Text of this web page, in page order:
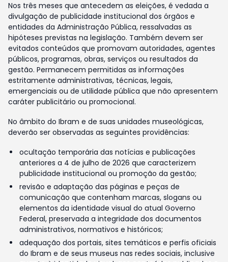
Nos três meses que antecedem as eleições, é vedada a
divulgação de publicidade institucional dos órgãos e
entidades da Administração Pública, ressalvadas as
hipóteses previstas na legislação. Também devem ser
evitados conteúdos que promovam autoridades, agentes
públicos, programas, obras, serviços ou resultados da
gestão. Permanecem permitidas as informações
estritamente administrativas, técnicas, legais,
emergenciais ou de utilidade pública que não apresentem
caráter publicitário ou promocional.
No âmbito do Ibram e de suas unidades museológicas,
deverão ser observadas as seguintes providências:
ocultação temporária das notícias e publicações
anteriores a 4 de julho de 2026 que caracterizem
publicidade institucional ou promoção da gestão;
revisão e adaptação das páginas e peças de
comunicação que contenham marcas, slogans ou
elementos da identidade visual do atual Governo
Federal, preservada a integridade dos documentos
administrativos, normativos e históricos;
adequação dos portais, sites temáticos e perfis oficiais
do Ibram e de seus museus nas redes sociais, inclusive